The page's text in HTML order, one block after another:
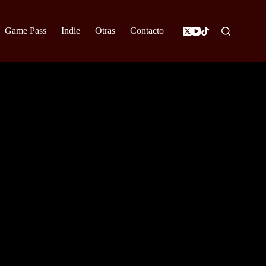
Game Pass Indie Otras Contacto